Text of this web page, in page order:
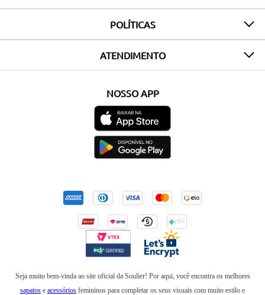
POLÍTICAS
ATENDIMENTO
NOSSO APP
Seja muito bem-vinda ao site oficial da Soulier! Por aqui, você encontra os melhores
sapatos e acessórios femininos para completar os seus visuais com muito estilo e